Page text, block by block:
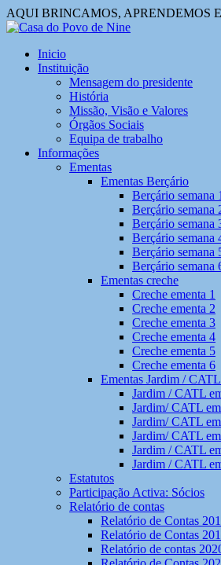
AQUI BRINCAMOS, APRENDEMOS
Inicio
Instituição
Mensagem do presidente
História
Missão, Visão e Valores
Órgãos Sociais
Equipa de trabalho
Informações
Ementas
Ementas Berçário
Berçário semana 1
Berçário semana
Berçário semana
Berçário semana
Berçário semana
Berçário semana
Ementas creche
Creche ementa 1
Creche ementa 2
Creche ementa 3
Creche ementa 4
Creche ementa 5
Creche ementa 6
Ementas Jardim / CATL
Jardim / CATL
Jardim/ CATL
Jardim/ CATL
Jardim/ CATL
Jardim / CATL
Jardim / CATL
Estatutos
Participação Activa: Sócios
Relatório de contas
Relatório de Contas
Relatório de Contas
Relatório de contas